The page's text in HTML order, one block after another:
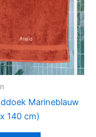
Marineblauw
140 cm)